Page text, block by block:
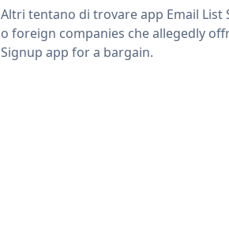
Altri tentano di trovare app Email List
o foreign companies che allegedly
Signup app for a bargain.